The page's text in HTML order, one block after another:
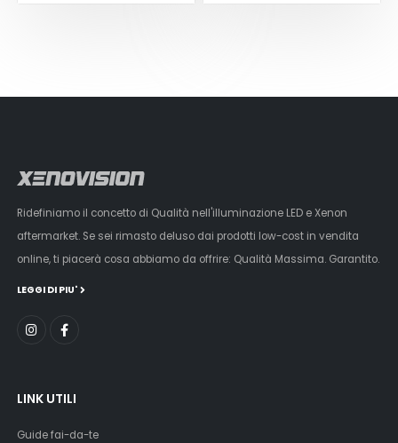
Ridefiniamo il concetto di Qualità nell'illuminazione LED e Xenon
aftermarket. Se sei rimasto deluso dai prodotti low-cost in vendita
online, ti piacerà cosa abbiamo da offrire: Qualità Massima. Garantito.
LEGGI DI PIU'
LINK UTILI
Guide fai-da-te